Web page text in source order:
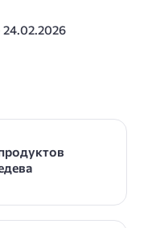
24.02.2026